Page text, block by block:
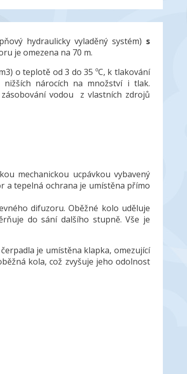
hydraulicky vyladěný systém) s
je omezena na 70 m.
o teplotě od 3 do 35 ºC, k tlakování
nárocích na množství i tlak.
vodou z vlastních zdrojů
mechanickou ucpávkou vybavený
a tepelná ochrana je umístěna přímo
difuzoru. Oběžné kolo uděluje
do sání dalšího stupně. Vše je
je umístěna klapka, omezující
kola, což zvyšuje jeho odolnost